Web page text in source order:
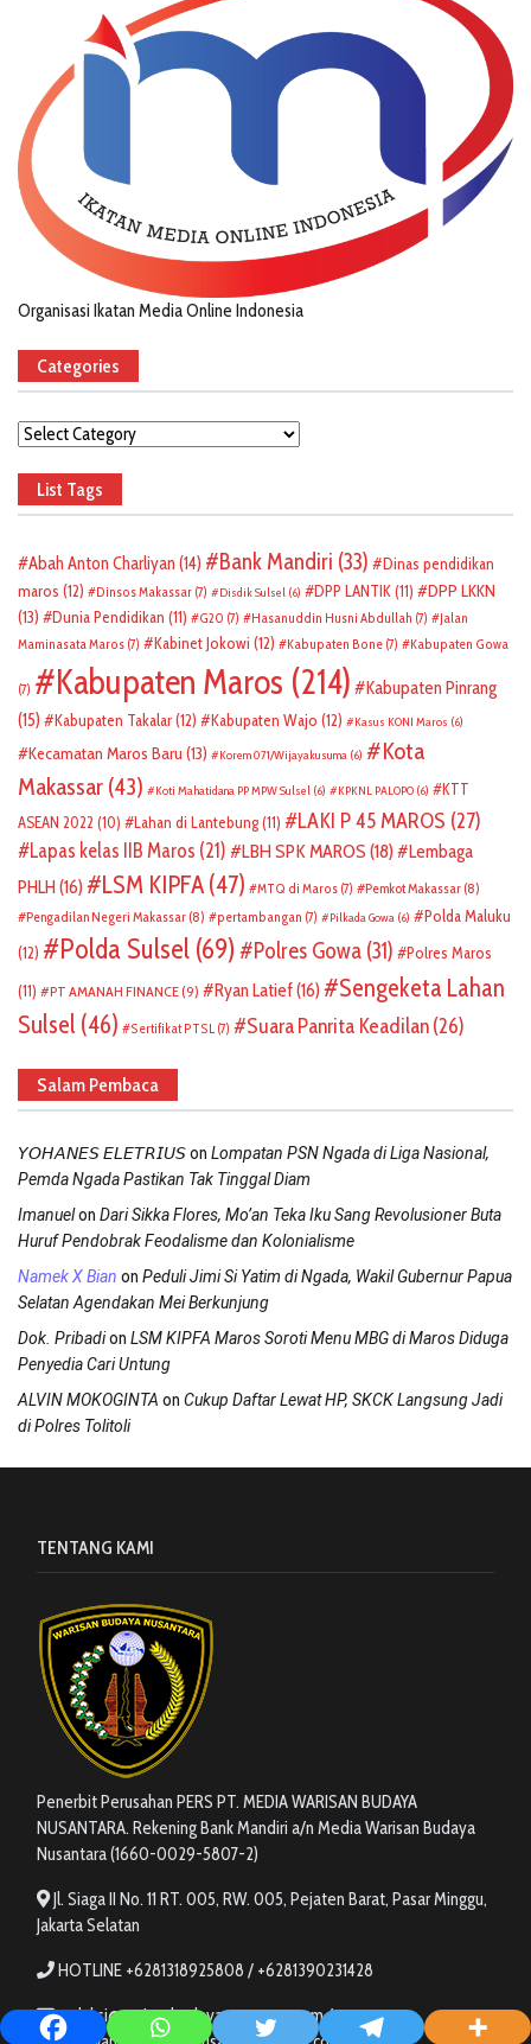
Organisasi Ikatan Media Online Indonesia
Categories
Categories
List Tags
Abah Anton Charliyan (14) Bank Mandiri (33)
Dinas pendidikan
maros (12) Dinsos Makassar (7) Disdik Sulsel (6) DPP LANTIK(11)
DPP LKKN
(13)
Dunia Pendidikan (11) G20 (7) Hasanuddin Husni Abdullah (7)
Jalan
Maminasata Maros (7) Kabinet Jokowi (12) Kabupaten Bone (7) Kabupaten Gowa
(7) Kabupaten Maros (214)
Kabupaten Pinrang
(15)
Kabupaten Takalar(12) Kabupaten Wajo (12) Kasus KONI Maros (6)
Kecamatan Maros Baru (13) Korem 071/Wijayakusuma (6)
Kota
Makassar (43) Koti Mahatidana PP MPW Sulsel (6) KPKNL PALOPO (6)
KTT
ASEAN 2022 (10) Lahan di Lantebung(11) LAKI P 45 MAROS (27)
Lapas kelas IIB Maros (21) LBH SPK MAROS (18)
Lembaga
PHLH (16) LSM KIPFA (47) MTQ di Maros (7) Pemkot Makassar (8)
Pengadilan Negeri Makassar (8) pertambangan (7) Pilkada Gowa (6)
Polda Maluku
(12)
Polda Sulsel (69) Polres Gowa (31)
Polres Maros
(11)
PT AMANAH FINANCE(9) Ryan Latief(16)
Sengeketa Lahan
Sulsel (46) Sertifikat PTSL (7) Suara Panrita Keadilan(26)
Salam Pembaca
𝘠𝘖𝘏𝘈𝘕𝘌𝘚 𝘌𝘓𝘌𝘛𝘙𝘐𝘜𝘚on Lompatan PSN Ngada di Liga Nasional,
Pemda Ngada Pastikan Tak Tinggal Diam
Imanuelon Dari Sikka Flores, Mo’an Teka Iku Sang Revolusioner Buta
Huruf Pendobrak Feodalisme dan Kolonialisme
Namek X Bian on Peduli Jimi Si Yatim di Ngada, Wakil Gubernur Papua
Selatan Agendakan Mei Berkunjung
Dok. Pribadion LSM KIPFA Maros Soroti Menu MBG di Maros Diduga
Penyedia Cari Untung
ALVIN MOKOGINTA on Cukup Daftar Lewat HP, SKCK Langsung Jadi
di Polres Tolitoli
TENTANG KAMI
Penerbit Perusahan PERS PT. MEDIA WARISAN BUDAYA
NUSANTARA. Rekening Bank Mandiri a/n Media Warisan Budaya
Nusantara (1660-0029-5807-2)
Jl. Siaga II No. 11 RT. 005, RW. 005, Pejaten Barat, Pasar Minggu,
Jakarta Selatan
HOTLINE +6281318925808 / +6281390231428
redaksi@warisanbudayanusantara.com /